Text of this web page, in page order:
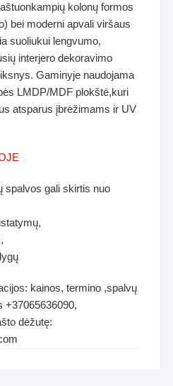
kolonų formos
bei moderni apvali viršaus
suoliukui lengvumo,
interjero dekoravimo
Gaminyje naudojama
LMDP/MDF plokštė,kuri
atsparus įbrėžimams ir UV
spalvos gali skirtis nuo
kainos, termino ,spalvų
+37065636090,
dėžutę: